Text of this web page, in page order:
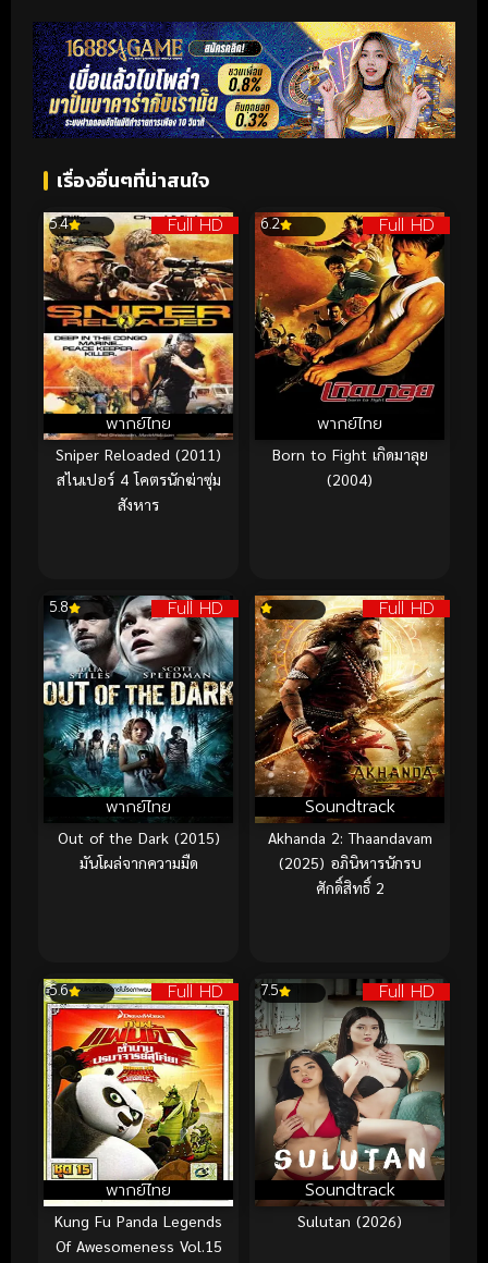
เรื่องอื่นๆที่น่าสนใจ
Full HD
พากย์ไทย
5.4
Sniper Reloaded (2011)
สไนเปอร์ 4 โคตรนักฆ่าซุ่ม
สังหาร
Full HD
พากย์ไทย
6.2
Born to Fight เกิดมาลุย
(2004)
Full HD
พากย์ไทย
5.8
Out of the Dark (2015)
มันโผล่จากความมืด
Full HD
Soundtrack
Akhanda 2: Thaandavam
(2025) อภินิหารนักรบ
ศักดิ์สิทธิ์ 2
Full HD
พากย์ไทย
5.6
Kung Fu Panda Legends
Of Awesomeness Vol.15
Full HD
Soundtrack
7.5
Sulutan (2026)